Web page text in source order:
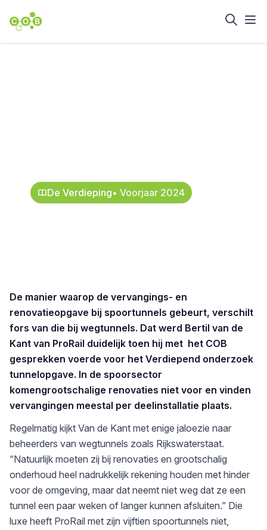
De Verdieping• Voorjaar 2024
De manier waarop de vervangings- en
renovatieopgave bij spoortunnels gebeurt, verschilt
fors van die bij wegtunnels. Dat werd Bertil van de
Kant van ProRail duidelijk toen hij met het COB
gesprekken voerde voor het Verdiepend onderzoek
tunnelopgave. In de spoorsector
komengrootschalige renovaties niet voor en vinden
vervangingen meestal per deelinstallatie plaats.
Regelmatig kijkt Van de Kant met enige jaloezie naar
beheerders van wegtunnels zoals Rijkswaterstaat.
“Natuurlijk moeten zij bij renovaties en grootschalig
onderhoud heel nadrukkelijk rekening houden met hinder
voor de omgeving, maar dat neemt niet weg dat ze een
tunnel een paar weken of langer kunnen afsluiten.” Die
luxe heeft ProRail met zijn vijftien spoortunnels niet,